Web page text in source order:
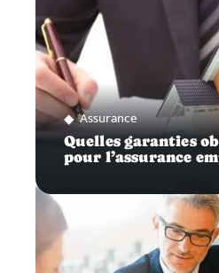
Assurance
Quelles garanties
pour l’assurance